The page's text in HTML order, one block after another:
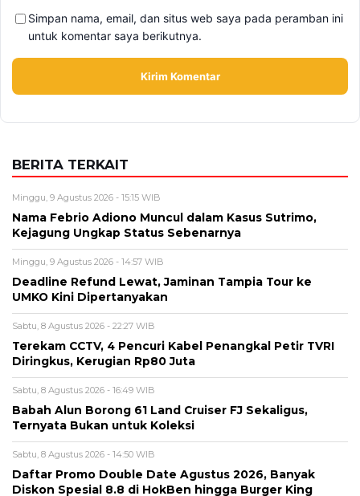
Alamat email tidak akan dipublikasikan. Kolom wajib ditandai *.
Komentar*
Nama*